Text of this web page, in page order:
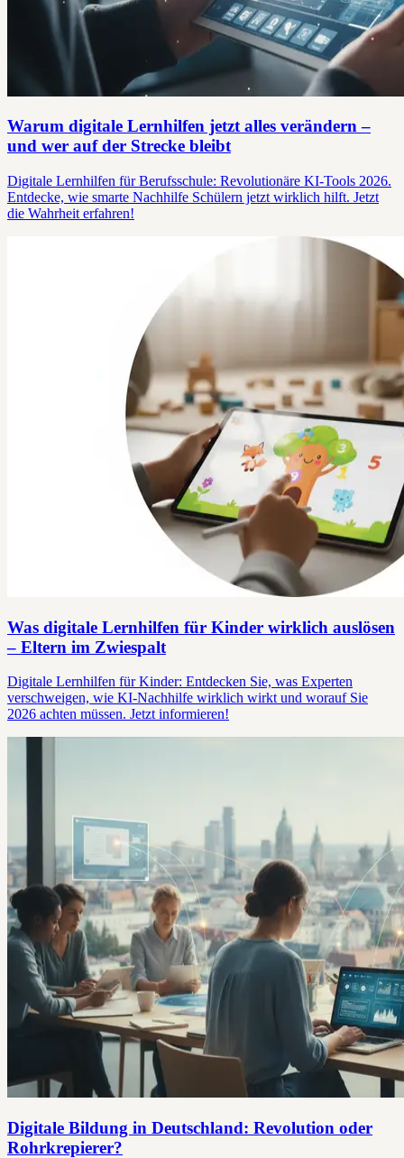
Warum digitale Lernhilfen jetzt alles verändern –
und wer auf der Strecke bleibt
Digitale Lernhilfen für Berufsschule: Revolutionäre KI-Tools 2026.
Entdecke, wie smarte Nachhilfe Schülern jetzt wirklich hilft. Jetzt
die Wahrheit erfahren!
Was digitale Lernhilfen für Kinder wirklich auslösen
– Eltern im Zwiespalt
Digitale Lernhilfen für Kinder: Entdecken Sie, was Experten
verschweigen, wie KI-Nachhilfe wirklich wirkt und worauf Sie
2026 achten müssen. Jetzt informieren!
Digitale Bildung in Deutschland: Revolution oder
Rohrkrepierer?